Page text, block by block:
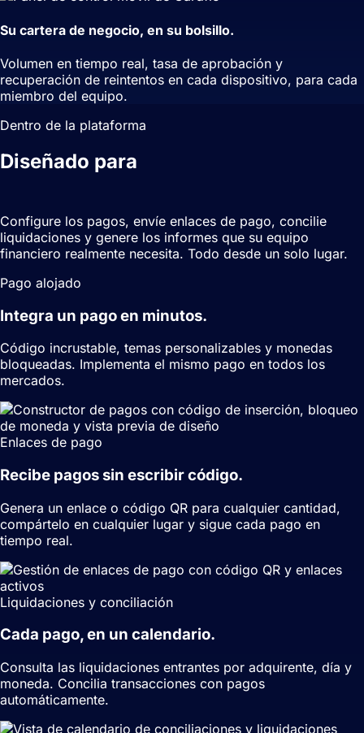
Su cartera de negocio, en su bolsillo.
Volumen en tiempo real, tasa de aprobación y
recuperación de reintentos en cada dispositivo, para cada
miembro del equipo.
Dentro de la plataforma
Diseñado para
Configure los pagos, envíe enlaces de pago, concilie
liquidaciones y genere los informes que su equipo
financiero realmente necesita. Todo desde un solo lugar.
Pago alojado
Integra un pago en minutos.
Código incrustable, temas personalizables y monedas
bloqueadas. Implementa el mismo pago en todos los
mercados.
Enlaces de pago
Recibe pagos sin escribir código.
Genera un enlace o código QR para cualquier cantidad,
compártelo en cualquier lugar y sigue cada pago en
tiempo real.
Liquidaciones y conciliación
Cada pago, en un calendario.
Consulta las liquidaciones entrantes por adquirente, día y
moneda. Concilia transacciones con pagos
automáticamente.